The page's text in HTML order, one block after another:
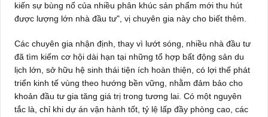
kiến sự bùng nổ của nhiều phân khúc sản phẩm mới thu hút
được lượng lớn nhà đầu tư", vị chuyên gia này cho biết thêm.
Các chuyên gia nhận định, thay vì lướt sóng, nhiều nhà đầu tư
đã tìm kiếm cơ hội dài hạn tại những tổ hợp bất động sản du
lịch lớn, sở hữu hệ sinh thái tiện ích hoàn thiện, có lợi thế phát
triển kinh tế vùng theo hướng bền vững, nhằm đảm bảo cho
khoản đầu tư gia tăng giá trị trong tương lai. Có một nguyên
tắc là, chỉ khi dự án vận hành tốt, tỷ lệ lấp đầy phòng cao, các